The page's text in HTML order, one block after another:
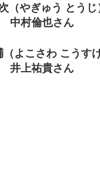
（やぎゅう とうじ
中村倫也さん
（よこさわ こうす
井上祐貴さん